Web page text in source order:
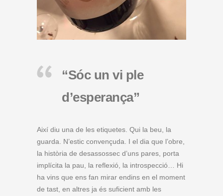
“Sóc un vi ple
d’esperança”
Així diu una de les etiquetes. Qui la beu, la
guarda. N’estic convençuda. I el dia que l’obre,
la història de desassossec d’uns pares, porta
implícita la pau, la reflexió, la introspecció… Hi
ha vins que ens fan mirar endins en el moment
de tast, en altres ja és suficient amb les